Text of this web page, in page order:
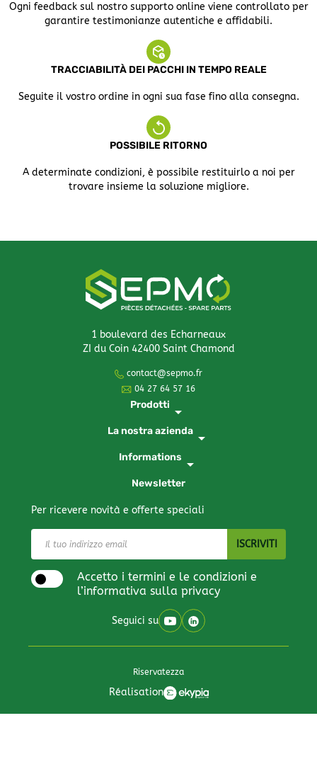
Ogni feedback sul nostro supporto online viene controllato per
garantire testimonianze autentiche e affidabili.
TRACCIABILITÀ DEI PACCHI IN TEMPO REALE
Seguite il vostro ordine in ogni sua fase fino alla consegna.
POSSIBILE RITORNO
A determinate condizioni, è possibile restituirlo a noi per
trovare insieme la soluzione migliore.
1 boulevard des Echarneaux
ZI du Coin 42400 Saint Chamond
contact@sepmo.fr
04 27 64 57 16
Prodotti arrow_drop_down
La nostra aziendaarrow_drop_down
Informations arrow_drop_down
Newsletter
Per ricevere novità e offerte speciali
Accetto i termini e le condizioni e
l’informativa sulla privacy
Seguici su
Riservatezza
Réalisation